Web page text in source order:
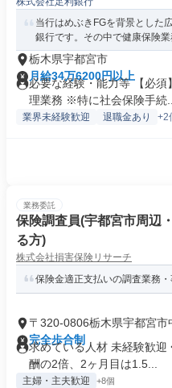
当行はめぶきFGを背景とした
銀行です。その中で健康保険業
栃木県宇都宮市
月給34万6200円以上
必要な経験・能力等 【必
理業務 ※特に社会保険手続...
業界未経験歓迎 退職金あり +2
業務委託
保険調査員(宇都宮市周辺
る方)
株式会社損害保険リサーチ
保険金適正支払いの調査業務
〒320-0806栃木県宇都宮市
完全歩合制
求めている人材 未経験歓
酬の2倍、2ヶ月目は1.5...
主婦・主夫歓迎 +8個